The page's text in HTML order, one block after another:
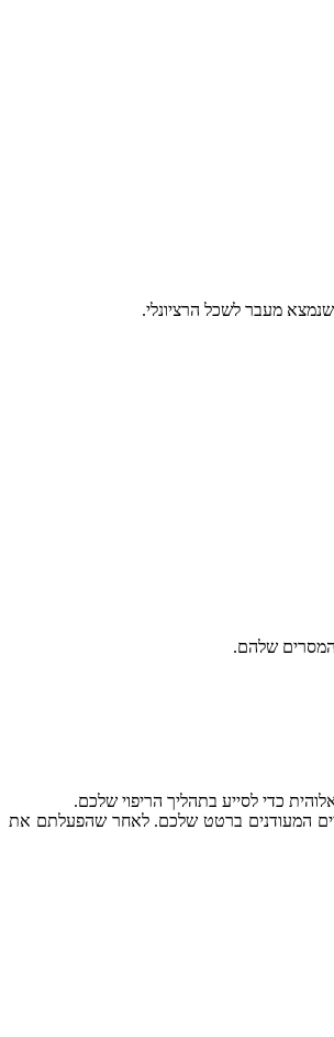
שנמצא מעבר לשכל הרציונלי.
המסרים שלהם.
כדי לסייע בתהליך הריפוי שלכם.
המעודנים ברטט שלכם.לאחר שהפעלתם את